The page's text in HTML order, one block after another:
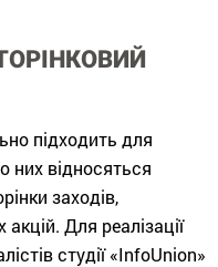
підходить для
них відносяться
заходів,
Для реалізації
студії «InfoUnion»